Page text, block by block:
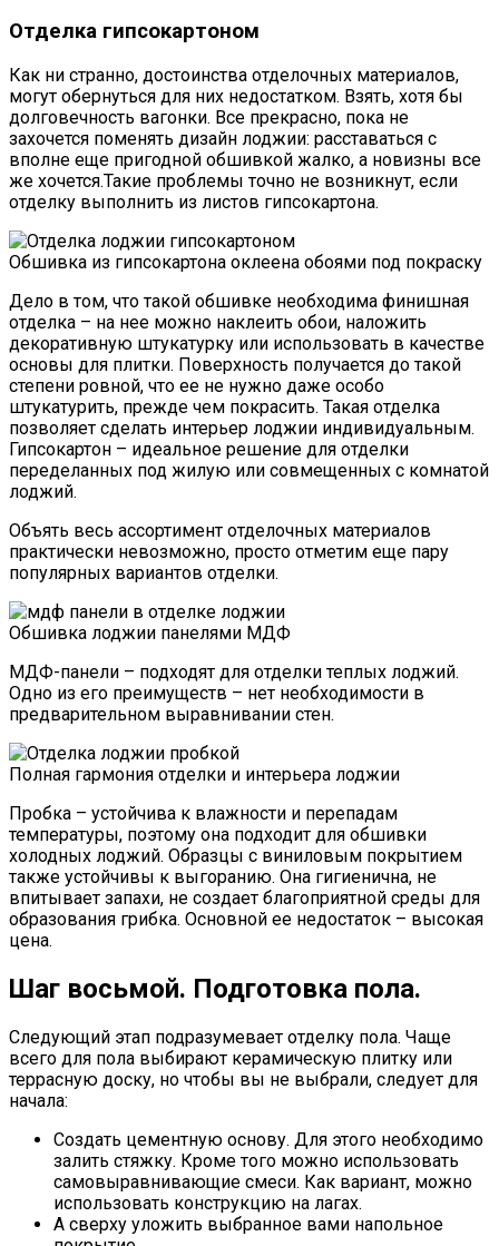
Отделка гипсокартоном
Как ни странно, достоинства отделочных материалов,
могут обернуться для них недостатком. Взять, хотя бы
долговечность вагонки. Все прекрасно, пока не
захочется поменять дизайн лоджии: расставаться с
вполне еще пригодной обшивкой жалко, а новизны все
же хочется.Такие проблемы точно не возникнут, если
отделку выполнить из листов гипсокартона.
Обшивка из гипсокартона оклеена обоями под покраску
Дело в том, что такой обшивке необходима финишная
отделка – на нее можно наклеить обои, наложить
декоративную штукатурку или использовать в качестве
основы для плитки. Поверхность получается до такой
степени ровной, что ее не нужно даже особо
штукатурить, прежде чем покрасить. Такая отделка
позволяет сделать интерьер лоджии индивидуальным.
Гипсокартон – идеальное решение для отделки
переделанных под жилую или совмещенных с комнатой
лоджий.
Объять весь ассортимент отделочных материалов
практически невозможно, просто отметим еще пару
популярных вариантов отделки.
Обшивка лоджии панелями МДФ
МДФ-панели – подходят для отделки теплых лоджий.
Одно из его преимуществ – нет необходимости в
предварительном выравнивании стен.
Полная гармония отделки и интерьера лоджии
Пробка – устойчива к влажности и перепадам
температуры, поэтому она подходит для обшивки
холодных лоджий. Образцы с виниловым покрытием
также устойчивы к выгоранию. Она гигиенична, не
впитывает запахи, не создает благоприятной среды для
образования грибка. Основной ее недостаток – высокая
цена.
Шаг восьмой. Подготовка пола.
Следующий этап подразумевает отделку пола. Чаще
всего для пола выбирают керамическую плитку или
террасную доску, но чтобы вы не выбрали, следует для
начала:
Создать цементную основу. Для этого необходимо
залить стяжку. Кроме того можно использовать
самовыравнивающие смеси. Как вариант, можно
использовать конструкцию на лагах.
А сверху уложить выбранное вами напольное